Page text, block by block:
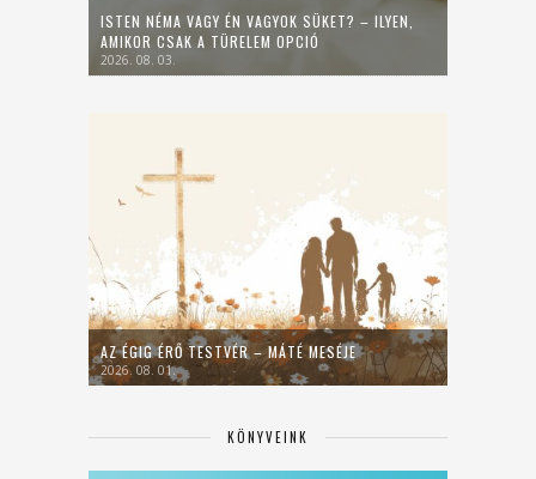
ISTEN NÉMA VAGY ÉN VAGYOK SÜKET? – ILYEN,
AMIKOR CSAK A TÜRELEM OPCIÓ
2026. 08. 03.
AZ ÉGIG ÉRŐ TESTVÉR – MÁTÉ MESÉJE
2026. 08. 01.
KÖNYVEINK